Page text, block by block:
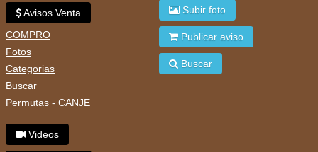
Avisos Venta
COMPRO
Fotos
Categorias
Buscar
Permutas - CANJE
Videos
Subir foto
Publicar aviso
Buscar